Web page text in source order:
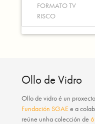
FORMATO TV
RISCO
Ollo de Vidro
Ollo de vidroé un
Fundación SGAE e a
reúne unha colección de